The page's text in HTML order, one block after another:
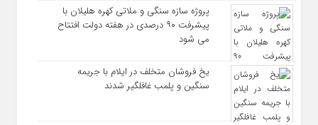
پروژه سازه سنگی و ملاتی کهره هلیلان با
پیشرفت ۹۰ درصدی در هفته دولت افتتاح
می شود
یخ‌ فروشان متخلف در ایلام با جریمه
سنگین و پلمب غافلگیر شدند